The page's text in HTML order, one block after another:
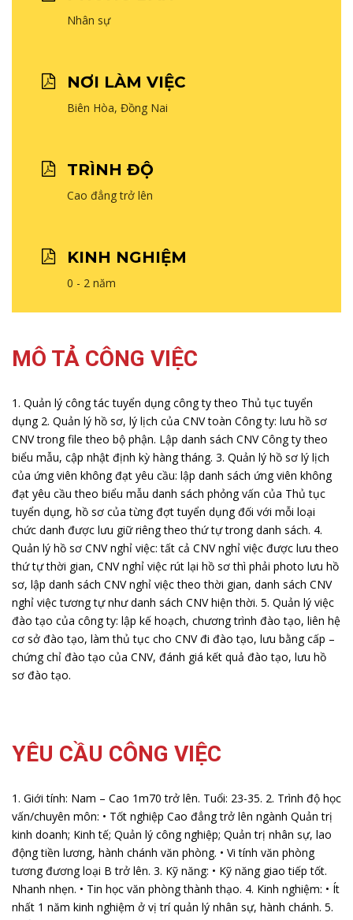
Nhân sự
NƠI LÀM VIỆC
Biên Hòa, Đồng Nai
TRÌNH ĐỘ
Cao đẳng trở lên
KINH NGHIỆM
0 - 2 năm
MÔ TẢ CÔNG VIỆC
1. Quản lý công tác tuyển dụng công ty theo Thủ tục tuyển
dụng 2. Quản lý hồ sơ, lý lịch của CNV toàn Công ty: lưu hồ sơ
CNV trong file theo bộ phận. Lập danh sách CNV Công ty theo
biểu mẫu, cập nhật định kỳ hàng tháng. 3. Quản lý hồ sơ lý lịch
của ứng viên không đạt yêu cầu: lập danh sách ứng viên không
đạt yêu cầu theo biểu mẫu danh sách phỏng vấn của Thủ tục
tuyển dụng, hồ sơ của từng đợt tuyển dụng đối với mỗi loại
chức danh được lưu giữ riêng theo thứ tự trong danh sách. 4.
Quản lý hồ sơ CNV nghỉ việc: tất cả CNV nghỉ việc được lưu theo
thứ tự thời gian, CNV nghỉ việc rút lại hồ sơ thì phải photo lưu hồ
sơ, lập danh sách CNV nghỉ việc theo thời gian, danh sách CNV
nghỉ việc tương tự như danh sách CNV hiện thời. 5. Quản lý việc
đào tạo của công ty: lập kế hoạch, chương trình đào tạo, liên hệ
cơ sở đào tạo, làm thủ tục cho CNV đi đào tạo, lưu bằng cấp –
chứng chỉ đào tạo của CNV, đánh giá kết quả đào tạo, lưu hồ
sơ đào tạo.
YÊU CẦU CÔNG VIỆC
1. Giới tính: Nam – Cao 1m70 trở lên. Tuổi: 23-35. 2. Trình độ học
vấn/chuyên môn: • Tốt nghiệp Cao đẳng trở lên ngành Quản trị
kinh doanh; Kinh tế; Quản lý công nghiệp; Quản trị nhân sự, lao
động tiền lương, hành chánh văn phòng. • Vi tính văn phòng
tương đương loại B trở lên. 3. Kỹ năng: • Kỹ năng giao tiếp tốt.
Nhanh nhẹn. • Tin học văn phòng thành thạo. 4. Kinh nghiệm: • Ít
nhất 1 năm kinh nghiệm ở vị trí quản lý nhân sự, hành chánh. 5.